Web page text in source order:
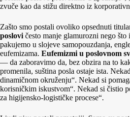
zvuče kao da stižu direktno iz
Zašto smo postali ovoliko opsednuti
poslovi često manje glamurozni nego
pakujemo u slojeve samopouzdanja,
eufemizama. Eufemizmi u poslovnom
— da zaboravimo da, bez obzira na to
promenila, suština posla ostaje ista.
dinamičnom okruženju“. Nekad si
korisničkim iskustvom“. Nekad si čistio
za higijensko‑logističke procese“.